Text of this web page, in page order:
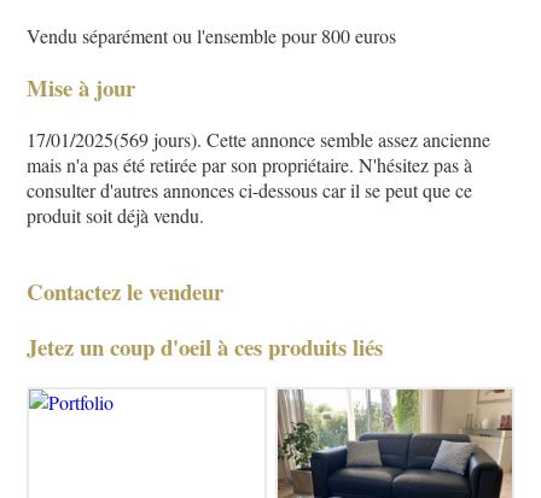
Vendu séparément ou l'ensemble pour 800 euros
Mise à jour
17/01/2025(569 jours). Cette annonce semble assez ancienne
mais n'a pas été retirée par son propriétaire. N'hésitez pas à
consulter d'autres annonces ci-dessous car il se peut que ce
produit soit déjà vendu.
Contactez le vendeur
Jetez un coup d'oeil à ces produits liés